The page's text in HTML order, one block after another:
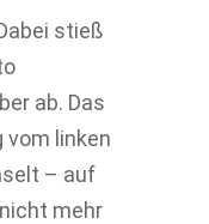
stieß
ab. Das
vom linken
– auf
mehr